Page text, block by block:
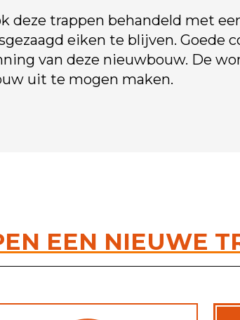
deze trappen behandeld met
eiken te blijven.
van deze nieuwbouw. De
uit te mogen maken.
EEN NIEUWE